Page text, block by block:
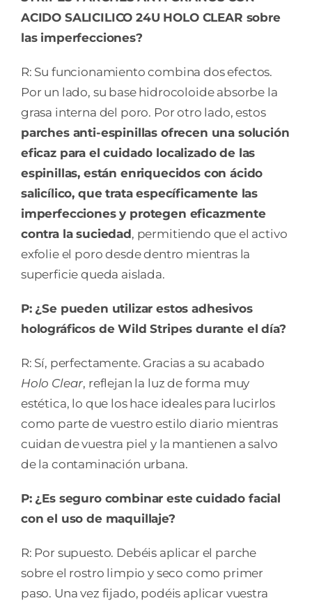
ACIDO SALICILICO 24U HOLO CLEAR sobre
las imperfecciones?
R: Su funcionamiento combina dos efectos.
Por un lado, su base hidrocoloide absorbe la
grasa interna del poro. Por otro lado, estos
parches anti-espinillas ofrecen una solución
eficaz para el cuidado localizado de las
espinillas, están enriquecidos con ácido
salicílico, que trata específicamente las
imperfecciones y protegen eficazmente
contra la suciedad, permitiendo que el activo
exfolie el poro desde dentro mientras la
superficie queda aislada.
P: ¿Se pueden utilizar estos adhesivos
holográficos de Wild Stripes durante el día?
R: Sí, perfectamente. Gracias a su acabado
Holo Clear, reflejan la luz de forma muy
estética, lo que los hace ideales para lucirlos
como parte de vuestro estilo diario mientras
cuidan de vuestra piel y la mantienen a salvo
de la contaminación urbana.
P: ¿Es seguro combinar este cuidado facial
con el uso de maquillaje?
R: Por supuesto. Debéis aplicar el parche
sobre el rostro limpio y seco como primer
paso. Una vez fijado, podéis aplicar vuestra